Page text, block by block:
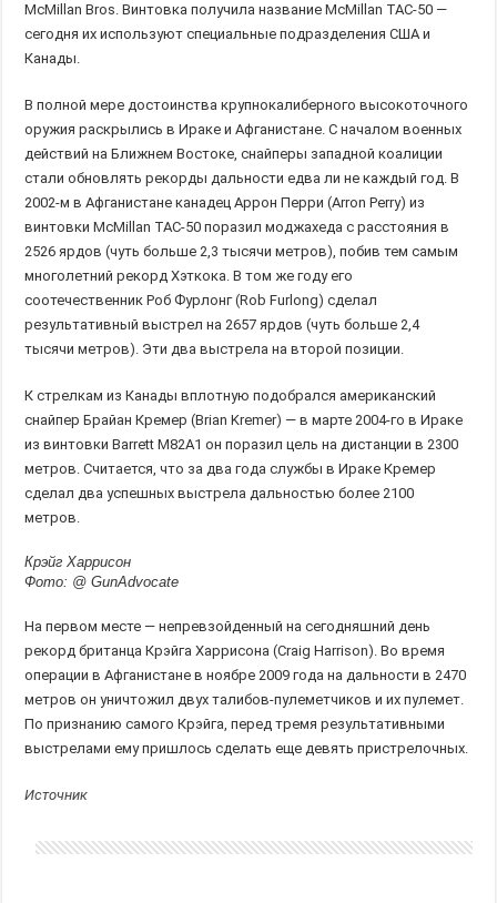
McMillan Bros. Винтовка получила название McMillan TAC-50 —
сегодня их используют специальные подразделения США и
Канады.
В полной мере достоинства крупнокалиберного высокоточного
оружия раскрылись в Ираке и Афганистане. С началом военных
действий на Ближнем Востоке, снайперы западной коалиции
стали обновлять рекорды дальности едва ли не каждый год. В
2002-м в Афганистане канадец Аррон Перри (Arron Perry) из
винтовки McMillan TAC-50 поразил моджахеда с расстояния в
2526 ярдов (чуть больше 2,3 тысячи метров), побив тем самым
многолетний рекорд Хэткока. В том же году его
соотечественник Роб Фурлонг (Rob Furlong) сделал
результативный выстрел на 2657 ярдов (чуть больше 2,4
тысячи метров). Эти два выстрела на второй позиции.
К стрелкам из Канады вплотную подобрался американский
снайпер Брайан Кремер (Brian Kremer) — в марте 2004-го в Ираке
из винтовки Barrett М82А1 он поразил цель на дистанции в 2300
метров. Считается, что за два года службы в Ираке Кремер
сделал два успешных выстрела дальностью более 2100
метров.
Крэйг Харрисон
Фото: @ GunAdvocate
На первом месте — непревзойденный на сегодняшний день
рекорд британца Крэйга Харрисона (Craig Harrison). Во время
операции в Афганистане в ноябре 2009 года на дальности в 2470
метров он уничтожил двух талибов-пулеметчиков и их пулемет.
По признанию самого Крэйга, перед тремя результативными
выстрелами ему пришлось сделать еще девять пристрелочных.
Источник